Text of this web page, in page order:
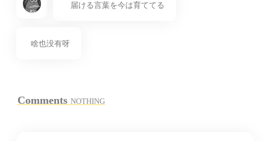
届ける言葉を今は育ててる
啥也没有呀
Comments NOTHING